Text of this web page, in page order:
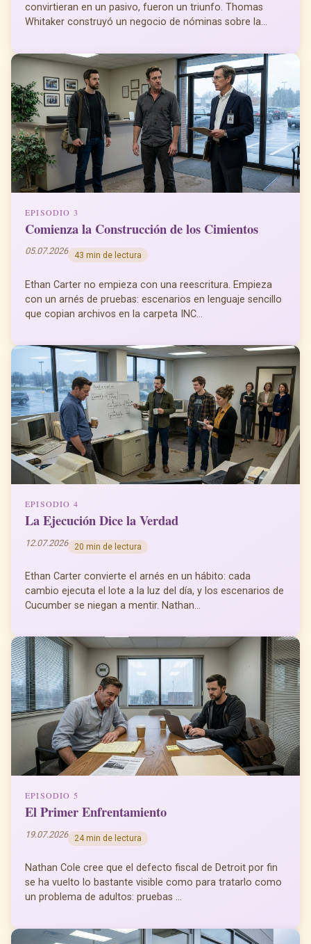
convirtieran en un pasivo, fueron un triunfo. Thomas
Whitaker construyó un negocio de nóminas sobre la...
EPISODIO 3
Comienza la Construcción de los Cimientos
05.07.2026 43 min de lectura
Ethan Carter no empieza con una reescritura. Empieza
con un arnés de pruebas: escenarios en lenguaje sencillo
que copian archivos en la carpeta INC...
EPISODIO 4
La Ejecución Dice la Verdad
12.07.2026 20 min de lectura
Ethan Carter convierte el arnés en un hábito: cada
cambio ejecuta el lote a la luz del día, y los escenarios de
Cucumber se niegan a mentir. Nathan...
EPISODIO 5
El Primer Enfrentamiento
19.07.2026 24 min de lectura
Nathan Cole cree que el defecto fiscal de Detroit por fin
se ha vuelto lo bastante visible como para tratarlo como
un problema de adultos: pruebas ...